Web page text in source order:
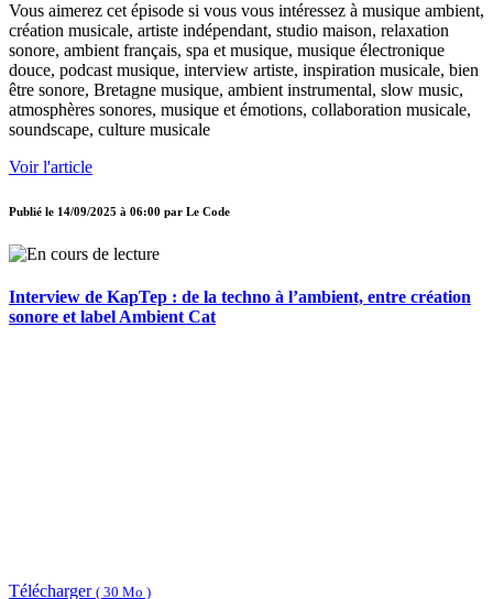
Vous aimerez cet épisode si vous vous intéressez à musique ambient,
création musicale, artiste indépendant, studio maison, relaxation
sonore, ambient français, spa et musique, musique électronique
douce, podcast musique, interview artiste, inspiration musicale, bien
être sonore, Bretagne musique, ambient instrumental, slow music,
atmosphères sonores, musique et émotions, collaboration musicale,
soundscape, culture musicale
Voir l'article
Publié le 14/09/2025 à 06:00 par Le Code
Interview de KapTep : de la techno à l’ambient, entre création
sonore et label Ambient Cat
Télécharger ( 30 Mo )